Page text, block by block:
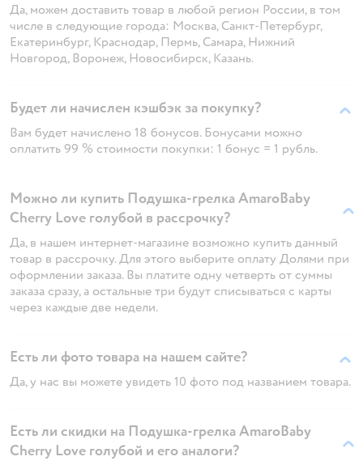
Да, можем доставить товар в любой регион России, в том
числе в следующие города: Москва, Санкт-Петербург,
Екатеринбург, Краснодар, Пермь, Самара, Нижний
Новгород, Воронеж, Новосибирск, Казань.
Будет ли начислен кэшбэк за покупку?
Вам будет начислено 18 бонусов. Бонусами можно
оплатить 99 % стоимости покупки: 1 бонус = 1 рубль.
Можно ли купить Подушка-грелка AmaroBaby
Cherry Love голубой в рассрочку?
Да, в нашем интернет-магазине возможно купить данный
товар в рассрочку. Для этого выберите оплату Долями при
оформлении заказа. Вы платите одну четверть от суммы
заказа сразу, а остальные три будут списываться с карты
через каждые две недели.
Есть ли фото товара на нашем сайте?
Да, у нас вы можете увидеть 10 фото под названием товара.
Есть ли скидки на Подушка-грелка AmaroBaby
Cherry Love голубой и его аналоги?